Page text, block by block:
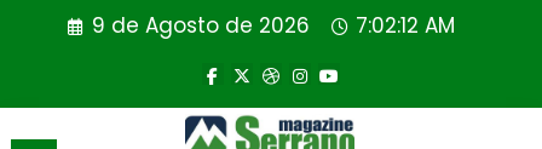
9 de Agosto de 2026 7:02:13 AM